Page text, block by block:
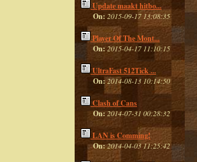
Update maakt hitbo...
On: 2015-09-17 13:08:35
Player Of The Mont...
On: 2015-04-17 11:10:15
UltraFast 512Tick ...
On:2014-08-13 10:14:50
Clash of Cans
On:2014-07-31 00:28:32
LAN is Comming!
On:2014-04-03 11:25:42